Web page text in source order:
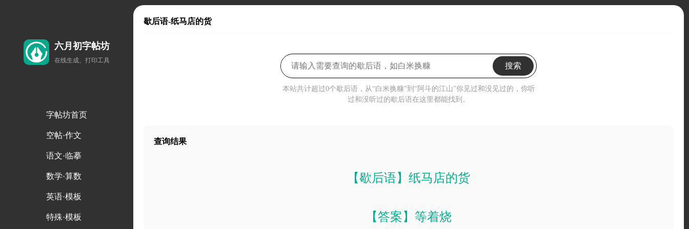
六月初字帖坊
在线生成、打印工具
字帖坊首页
空帖·作文
语文·临摹
数学·算数
英语·模板
特殊·模板
歇后语-纸马店的货
搜索
本站共计超过0个歇后语，从“白米换糠”到“阿斗的江山”你见过和没见过的，你听
过和没听过的歇后语在这里都能找到。
查询结果
【歇后语】纸马店的货
【答案】等着烧